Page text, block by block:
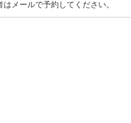
メールで予約してください。